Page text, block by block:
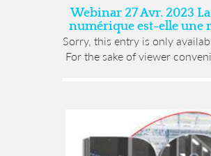
Webinar 27 Avr. 2023
numérique est-elle une
Sorry, this entry is only
For the sake of viewer